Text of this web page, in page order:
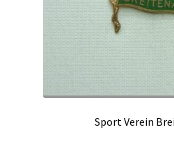
Sport Verein